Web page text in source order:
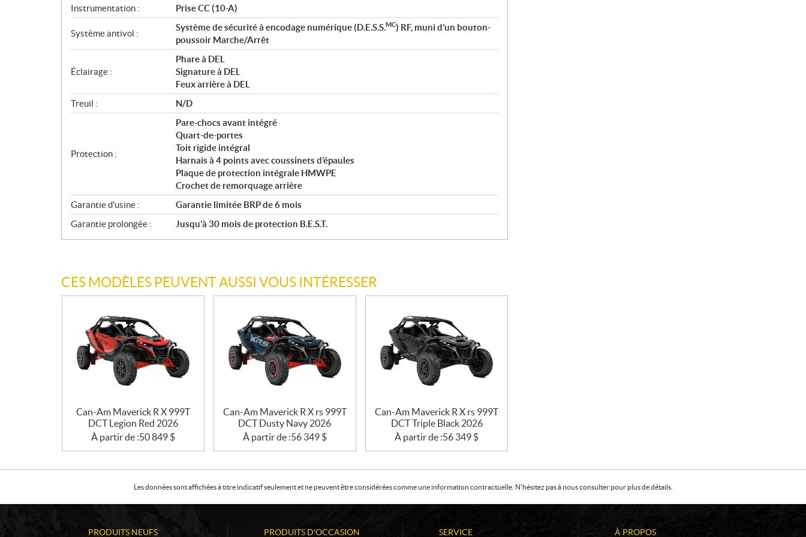
Instrumentation :
Prise CC (10-A)
Système antivol :
Système de sécurité à encodage numérique (D.E.S.S.MC) RF, muni d’un bouton-
poussoir Marche/Arrêt
Éclairage :
Phare à DEL
Signature à DEL
Feux arrière à DEL
Treuil :
N/D
Protection :
Pare-chocs avant intégré
Quart-de-portes
Toit rigide intégral
Harnais à 4 points avec coussinets d’épaules
Plaque de protection intégrale HMWPE
Crochet de remorquage arrière
Garantie d'usine :
Garantie limitée BRP de 6 mois
Garantie prolongée :
Jusqu’à 30 mois de protection B.E.S.T.
CES MODÈLES PEUVENT AUSSI VOUS INTÉRESSER
Can-Am Maverick R X 999T
DCT Legion Red 2026
À partir de :50 849 $
Can-Am Maverick R X rs 999T
DCT Dusty Navy 2026
À partir de :56 349 $
Can-Am Maverick R X rs 999T
DCT Triple Black 2026
À partir de :56 349 $
Les données sont affichées à titre indicatif seulement et ne peuvent être considérées comme une information contractuelle. N'hésitez pas à nous consulter pour plus de détails.
PRODUITS NEUFS PRODUITS D'OCCASION SERVICE À PROPOS